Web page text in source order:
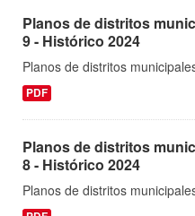
Planos de distritos
9 - Histórico 2024
Planos de distritos
PDF
Planos de distritos
8 - Histórico 2024
Planos de distritos